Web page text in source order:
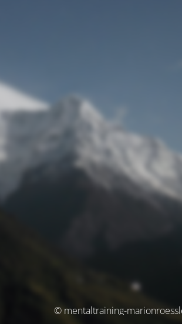
© mentaltraining-